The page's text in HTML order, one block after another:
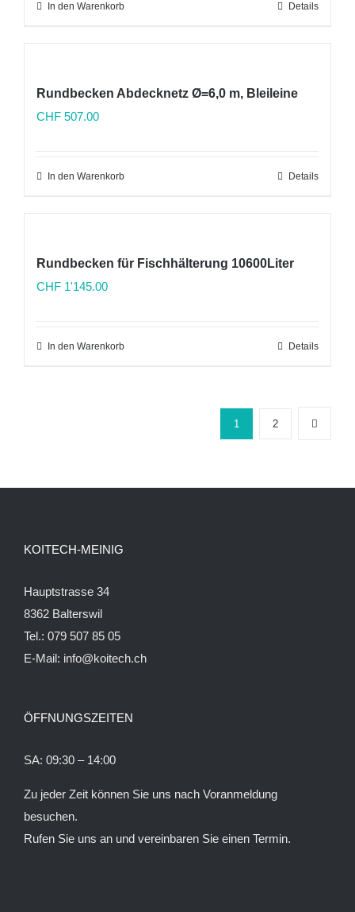
In den Warenkorb Details
Rundbecken Abdecknetz Ø=6,0 m, Bleileine
CHF 507.00
In den Warenkorb Details
Rundbecken für Fischhälterung 10600Liter
CHF 1'145.00
In den Warenkorb Details
1 2
KOITECH-MEINIG
Hauptstrasse 34
8362 Balterswil
Tel.: 079 507 85 05
E-Mail: info@koitech.ch
ÖFFNUNGSZEITEN
SA: 09:30 – 14:00
Zu jeder Zeit können Sie uns nach Voranmeldung
besuchen.
Rufen Sie uns an und vereinbaren Sie einen Termin.